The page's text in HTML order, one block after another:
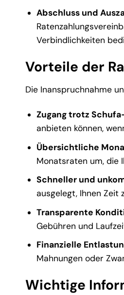
Abschluss und
Verbindlichkeiten
Vorteile der
Die Inanspruchnahme
Zugang trotz
anbieten können,
Übersichtliche
Monatsraten um, die
Schneller und
ausgelegt, Ihnen Zeit
Transparente
Gebühren und
Finanzielle
Mahnungen oder
Wichtige